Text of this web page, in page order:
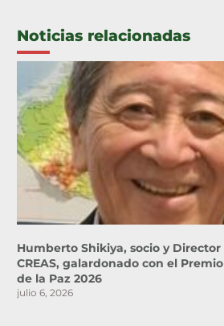
Noticias relacionadas
Humberto Shikiya, socio y
CREAS, galardonado con el
de la Paz 2026
julio 6, 2026